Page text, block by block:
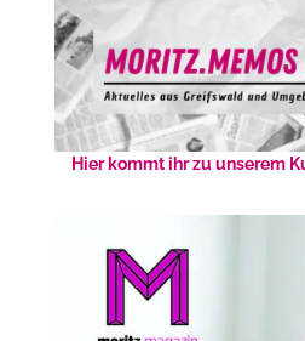
Hier kommt ihr zu unserem